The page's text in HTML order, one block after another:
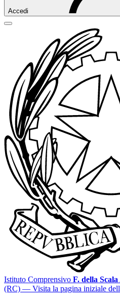
Accedi
Istituto Comprensivo F. della Scala
(RC) — Visita la pagina iniziale